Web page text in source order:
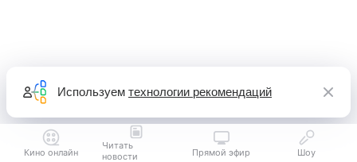
Кино онлайн
Читать
новости
Прямой эфир Шоу
Используем технологии рекомендаций